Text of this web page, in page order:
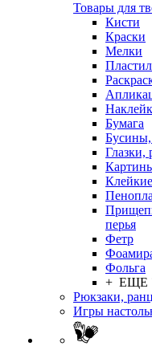
Товары для
Кисти
Краски
Мелки
Бумага
Бусины,
Глазки,
перья
Фетр
Фольга
+ ЕЩЕ
Рюкзаки,
Игры